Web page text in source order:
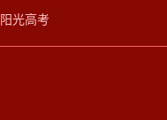
阳光高考